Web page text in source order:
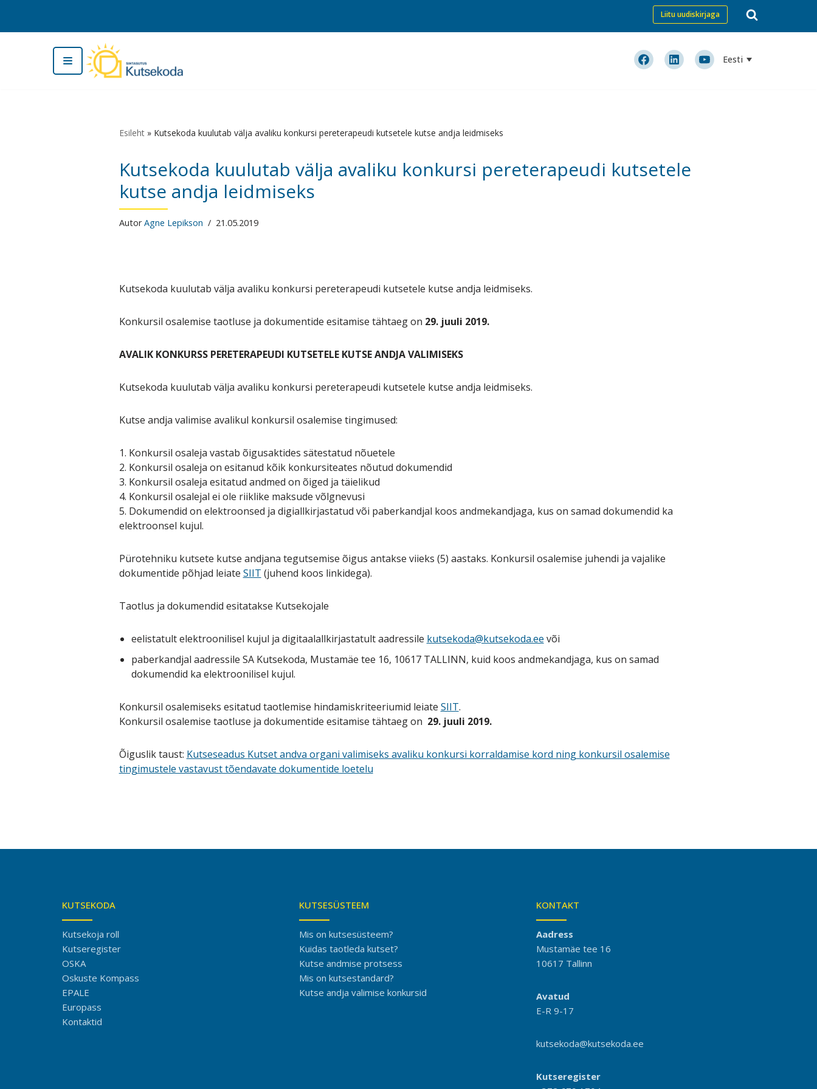
Skip
Liitu uudiskirjaga
Eesti
Esileht» Kutsekoda kuulutab välja avaliku konkursi pereterapeudi kutsetele kutse andja leidmiseks
Kutsekoda kuulutab välja avaliku konkursi pereterapeudi kutsetele
kutse andja leidmiseks
AutorAgne Lepikson 21.05.2019
Kutsekoda kuulutab välja avaliku konkursi pereterapeudi kutsetele kutse andja leidmiseks.
Konkursil osalemise taotluse ja dokumentide esitamise tähtaeg on 29. juuli 2019.
AVALIK KONKURSS PERETERAPEUDI KUTSETELE KUTSE ANDJA VALIMISEKS
Kutsekoda kuulutab välja avaliku konkursi pereterapeudi kutsetele kutse andja leidmiseks.
Kutse andja valimise avalikul konkursil osalemise tingimused:
1. Konkursil osaleja vastab õigusaktides sätestatud nõuetele
2. Konkursil osaleja on esitanud kõik konkursiteates nõutud dokumendid
3. Konkursil osaleja esitatud andmed on õiged ja täielikud
4. Konkursil osalejal ei ole riiklike maksude võlgnevusi
5. Dokumendid on elektroonsed ja digiallkirjastatud või paberkandjal koos andmekandjaga, kus on samad dokumendid ka
elektroonsel kujul.
Pürotehniku kutsete kutse andjana tegutsemise õigus antakse viieks (5) aastaks. Konkursil osalemise juhendi ja vajalike
dokumentide põhjad leiate SIIT (juhend koos linkidega).
Taotlus ja dokumendid esitatakse Kutsekojale
eelistatult elektroonilisel kujul ja digitaalallkirjastatult aadressile kutsekoda@kutsekoda.ee või
paberkandjal aadressile SA Kutsekoda, Mustamäe tee 16, 10617 TALLINN, kuid koos andmekandjaga, kus on samad
dokumendid ka elektroonilisel kujul.
Konkursil osalemiseks esitatud taotlemise hindamiskriteeriumid leiate SIIT.
Konkursil osalemise taotluse ja dokumentide esitamise tähtaeg on 29. juuli 2019.
Õiguslik taust: Kutseseadus Kutset andva organi valimiseks avaliku konkursi korraldamise kord ning konkursil osalemise
tingimustele vastavust tõendavate dokumentide loetelu
KUTSEKODA
Kutsekoja roll
Kutseregister
OSKA
Oskuste Kompass
EPALE
Europass
Kontaktid
KUTSESÜSTEEM
Mis on kutsesüsteem?
Kuidas taotleda kutset?
Kutse andmise protsess
Mis on kutsestandard?
Kutse andja valimise konkursid
KONTAKT
Aadress
Mustamäe tee 16
10617 Tallinn
Avatud
E-R 9-17
kutsekoda@kutsekoda.ee
Kutseregister